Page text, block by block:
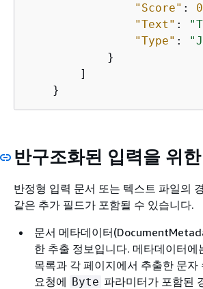
"Score" :
"Text" :
"Type" :
            }
        ]
    }
반구조화된 입력을 위
반정형 입력 문서 또는 텍스트 파일의
같은 추가 필드가 포함될 수 있습니다.
문서 메타데이터
한 추출 정보입니다. 메타데이터에
목록과 각 페이지에서 추출한 문자
요청에 Byte 파라미터가 포함된